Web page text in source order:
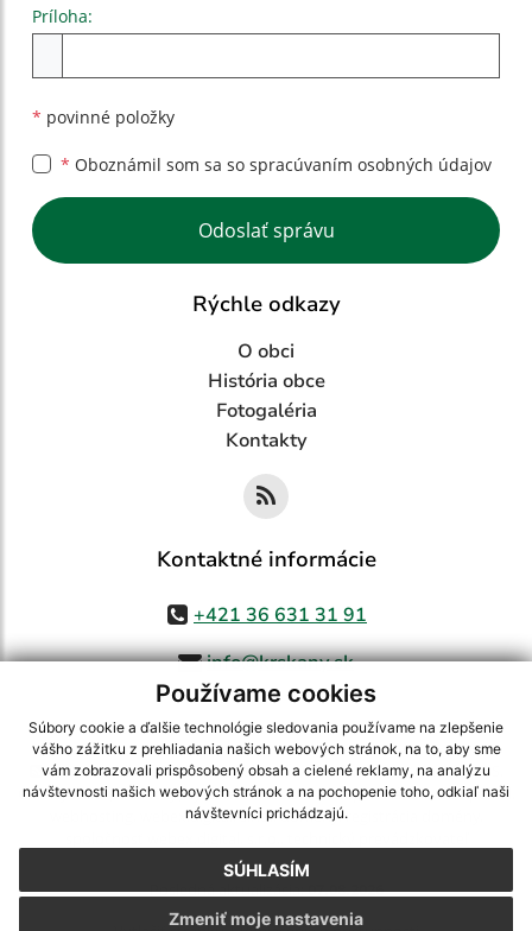
Používame cookies
Súbory cookie a ďalšie technológie sledovania používame na zlepšenie
vášho zážitku z prehliadania našich webových stránok, na to, aby sme
vám zobrazovali prispôsobený obsah a cielené reklamy, na analýzu
návštevnosti našich webových stránok a na pochopenie toho, odkiaľ naši
návštevníci prichádzajú.
SÚHLASÍM
Zmeniť moje nastavenia
Príloha:
* povinné položky
* Oboznámil som sa so spracúvaním osobných údajov
Google reCaptcha Response
Odoslať správu
Rýchle odkazy
O obci
História obce
Fotogaléria
Kontakty
Kontaktné informácie
+421 36 631 31 91
info@krskany.sk
využite možnosť získavania aktuálnych informácií s využitím RSS
CMS systém (redakčný) systém ECHELON 2,Mapa stránok,web portál
webex.digital, s.r.o.,domény,registrácia domény
Posledná aktualizácia:07.08.2026